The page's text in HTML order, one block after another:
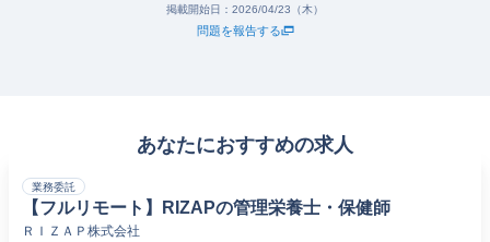
掲載開始日： 2026/04/23（木）
問題を報告する
あなたにおすすめの求人
業務委託
【フルリモート】RIZAPの管理栄養士・保健師
ＲＩＺＡＰ株式会社